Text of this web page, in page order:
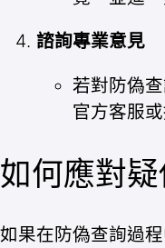
諮詢專業意見
若對防偽
官方客服
如何應對疑
如果在防偽查詢過